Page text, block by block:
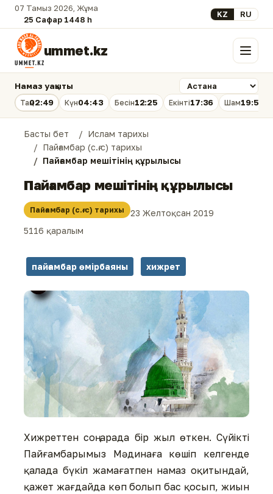
07 Тамыз 2026, Жұма
25 Сафар 1448 һ.
Select your
KZ RU
ummet.kz Мәзір
Намаз уақыты
Таң02:49 Күн04:43 Бесін12:25 Екінті17:36 Шам19:56
Басты бет
Ислам тарихы
Пайғамбар (с.ғ.с) тарихы
Пайғамбар мешітінің құрылысы
Пайғамбар мешітінің құрылысы
Пайғамбар (с.ғ.с) тарихы
23 Желтоқсан 2019
5116 қаралым
пайғамбар өмірбаяны хижрет
Хижреттен соң арада бір жыл өткен. Сүйікті
Пайғамбарымыз Мәдинаға көшіп келгенде
қалада бүкіл жамағатпен намаз оқитындай,
қажет жағдайда көп болып бас қосып, жиын